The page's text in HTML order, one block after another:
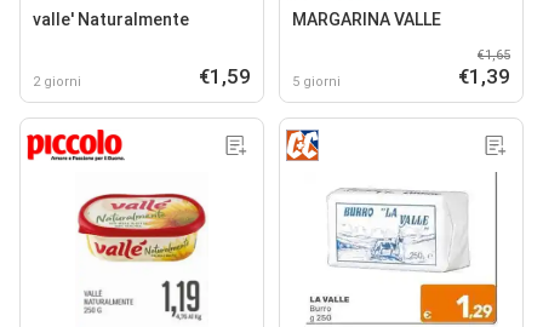
valle' Naturalmente
2 giorni €1,59
MARGARINA VALLE
5 giorni
€1,65
€1,39